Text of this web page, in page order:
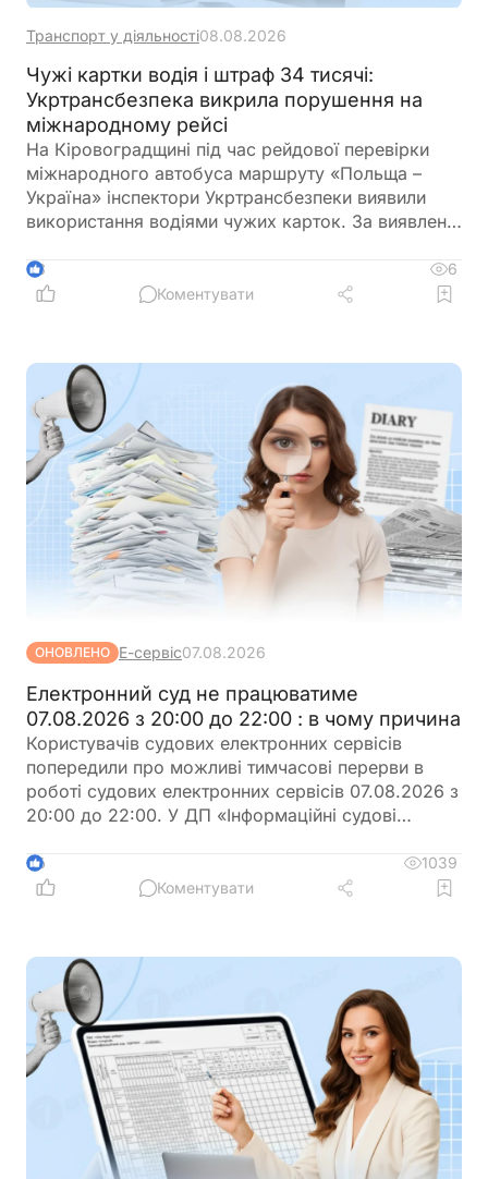
Транспорт у діяльності08.08.2026
Чужі картки водія і штраф 34 тисячі:
Укртрансбезпека викрила порушення на
міжнародному рейсі
На Кіровоградщині під час рейдової перевірки
міжнародного автобуса маршруту «Польща –
Україна» інспектори Укртрансбезпеки виявили
використання водіями чужих карток. За виявлене
34 тис. грн
3
6
Коментувати
ОНОВЛЕНО Е-сервіс07.08.2026
Електронний суд не працюватиме
07.08.2026 з 20:00 до 22:00 : в чому причина
Користувачів судових електронних сервісів
попередили про можливі тимчасові перерви в
роботі судових електронних сервісів 07.08.2026 з
20:00 до 22:00. У ДП «Інформаційні судові
час планування роботи із сервісами
6
1039
Коментувати